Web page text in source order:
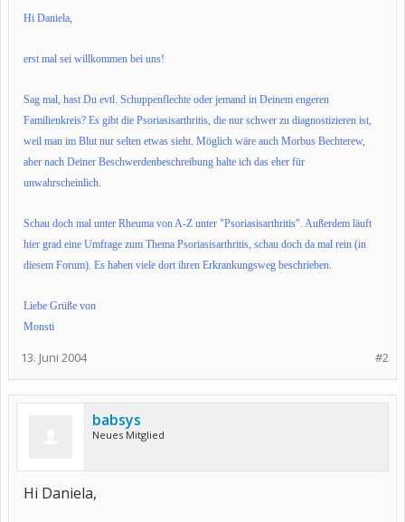
Hi Daniela,
erst mal sei willkommen bei uns!
Sag mal, hast Du evtl. Schuppenflechte oder jemand in Deinem engeren
Familienkreis? Es gibt die Psoriasisarthritis, die nur schwer zu diagnostizieren ist,
weil man im Blut nur selten etwas sieht. Möglich wäre auch Morbus Bechterew,
aber nach Deiner Beschwerdenbeschreibung halte ich das eher für
unwahrscheinlich.
Schau doch mal unter Rheuma von A-Z unter "Psoriasisarthritis". Außerdem läuft
hier grad eine Umfrage zum Thema Psoriasisarthritis, schau doch da mal rein (in
diesem Forum). Es haben viele dort ihren Erkrankungsweg beschrieben.
Liebe Grüße von
Monsti
#2
13. Juni 2004
babsys
Neues Mitglied
Hi Daniela,